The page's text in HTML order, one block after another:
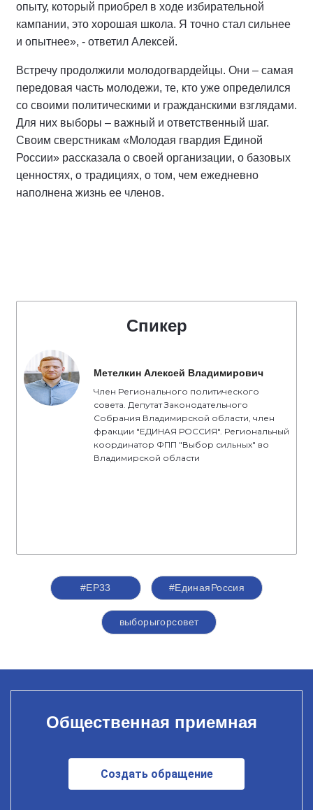
опыту, который приобрел в ходе избирательной
кампании, это хорошая школа. Я точно стал сильнее
и опытнее», - ответил Алексей.
Встречу продолжили молодогвардейцы. Они – самая
передовая часть молодежи, те, кто уже определился
со своими политическими и гражданскими взглядами.
Для них выборы – важный и ответственный шаг.
Своим сверстникам «Молодая гвардия Единой
России» рассказала о своей организации, о базовых
ценностях, о традициях, о том, чем ежедневно
наполнена жизнь ее членов.
Спикер
Метелкин Алексей Владимирович
Член Регионального политического
совета. Депутат Законодательного
Собрания Владимирской области, член
фракции "ЕДИНАЯ РОССИЯ". Региональный
координатор ФПП "Выбор сильных" во
Владимирской области
#ЕР33 #ЕдинаяРоссия
выборыгорсовет
Общественная приемная
Создать обращение